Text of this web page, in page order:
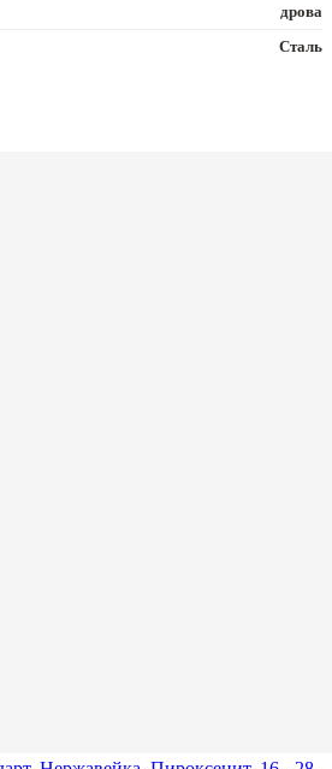
дрова
Сталь